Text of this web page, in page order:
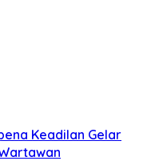
Keadilan Gelar